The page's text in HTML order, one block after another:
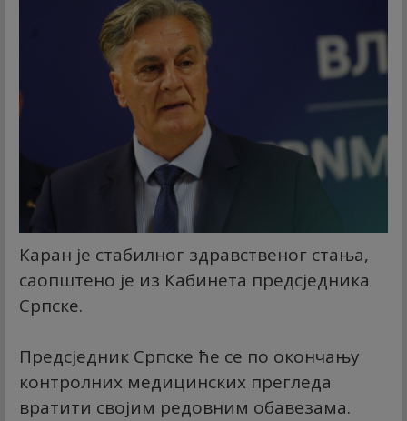
Каран је стабилног здравственог стања,
саопштено је из Кабинета предсједника
Српске.
Предсједник Српске ће се по окончању
контролних медицинских прегледа
вратити својим редовним обавезама.